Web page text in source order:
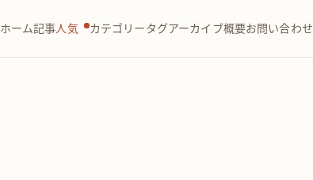
ホーム記事人気 カテゴリータグアーカイブ概要お問い合わせ